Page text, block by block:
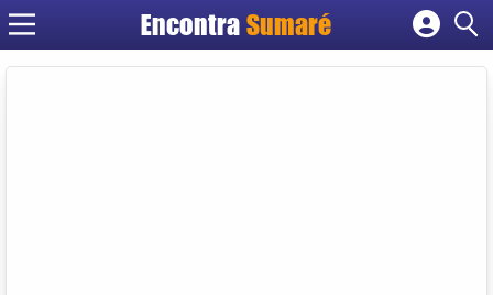
Encontra Sumaré
Cadastrar empresa